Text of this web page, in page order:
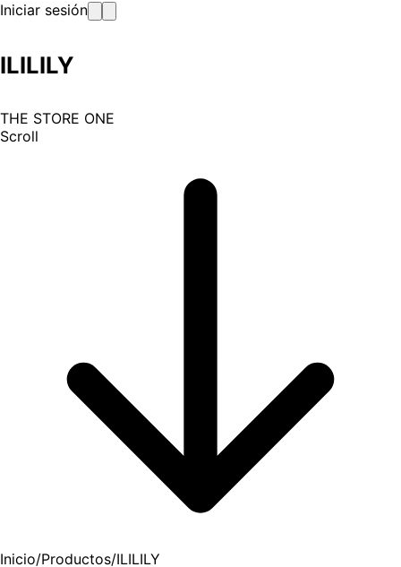
Iniciar sesión
ILILILY
THE STORE ONE
Scroll
Inicio/Productos/ILILILY